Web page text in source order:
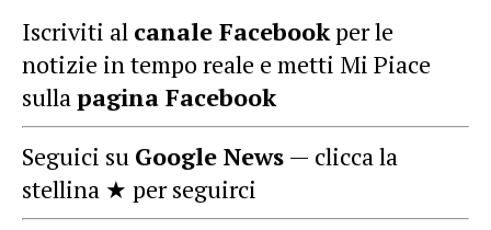
Iscriviti al canale Facebookper le
notizie in tempo reale e metti Mi Piace
sullapagina Facebook
Seguici su Google News — clicca la
stellina ★ per seguirci